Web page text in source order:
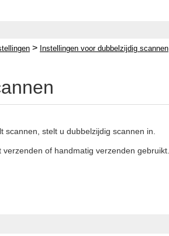
> Instellingen voor dubbelzijdig scannen
stelt u dubbelzijdig scannen in.
of handmatig verzenden gebruikt.